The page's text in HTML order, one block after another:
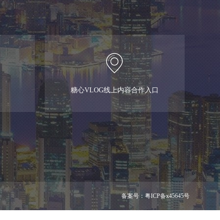
糖心VLOG线上内容合作入口
备案号： 粤ICP备x45645号